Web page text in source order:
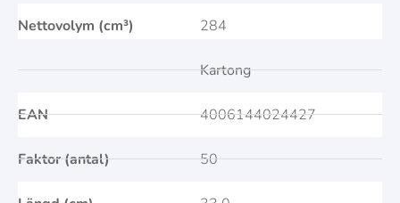
Nettovolym (cm³) 284
EAN
Faktor (antal)
Kartong
4006144024427
50